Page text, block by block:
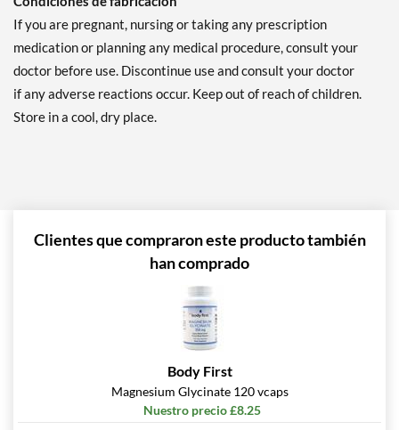
If you are pregnant, nursing or taking any prescription
medication or planning any medical procedure, consult your
doctor before use. Discontinue use and consult your doctor
if any adverse reactions occur. Keep out of reach of children.
Store in a cool, dry place.
Clientes que compraron este producto también
han comprado
Body First
Magnesium Glycinate 120 vcaps
Nuestro precio £8.25